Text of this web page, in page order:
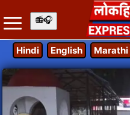
Hindi English Marathi